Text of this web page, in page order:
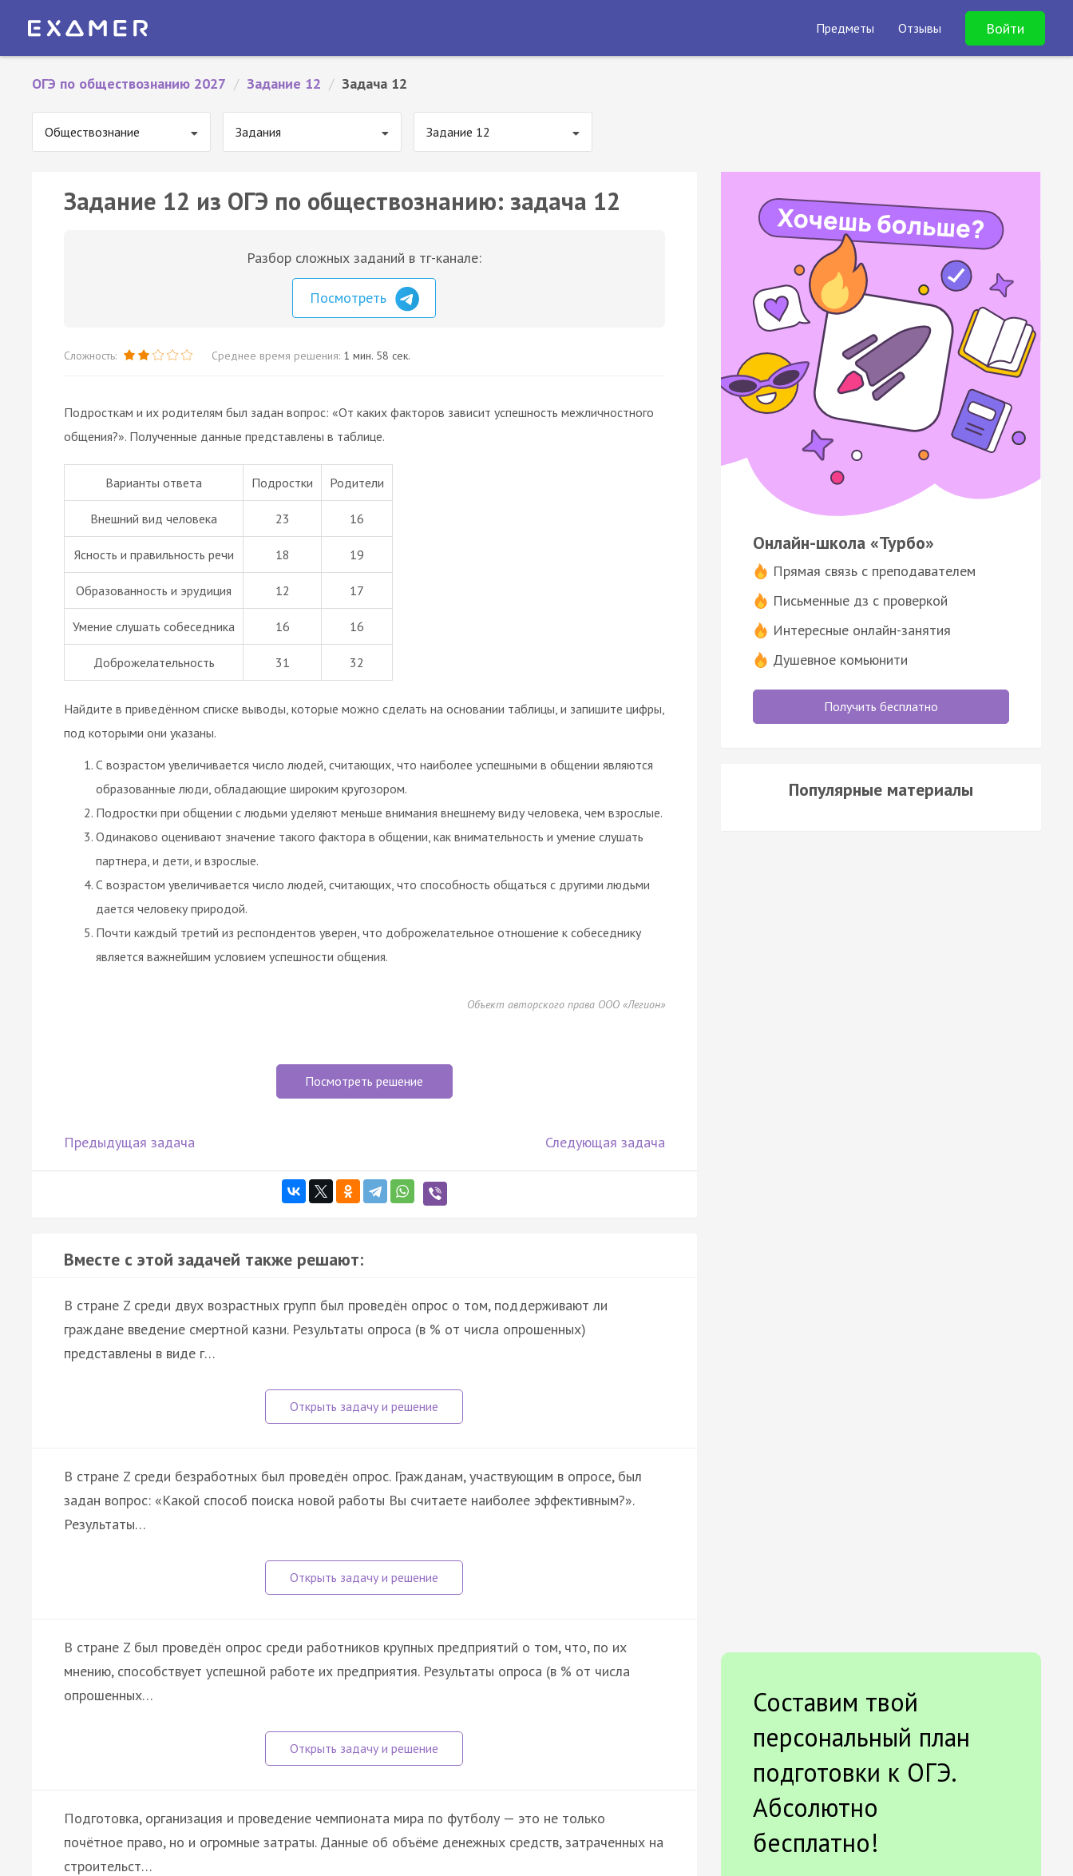
Предметы Отзывы Войти
ОГЭ по обществознанию 2027 / Задание 12 / Задача 12
Обществознание Задания Задание 12
Задание 12 из ОГЭ по обществознанию: задача 12
Разбор сложных заданий в тг-канале:
Посмотреть
Сложность: Среднее время решения: 1 мин. 58 сек.
Подросткам и их родителям был задан вопрос: «От каких факторов зависит успешность межличностного
общения?». Полученные данные представлены в таблице.
Варианты ответа Подростки Родители
Внешний вид человека 23 16
Ясность и правильность речи 18 19
Образованность и эрудиция 12 17
Умение слушать собеседника 16 16
Доброжелательность 31 32
Найдите в приведённом списке выводы, которые можно сделать на основании таблицы, и запишите цифры,
под которыми они указаны.
С возрастом увеличивается число людей, считающих, что наиболее успешными в общении являются
образованные люди, обладающие широким кругозором.
Подростки при общении с людьми уделяют меньше внимания внешнему виду человека, чем взрослые.
Одинаково оценивают значение такого фактора в общении, как внимательность и умение слушать
партнера, и дети, и взрослые.
С возрастом увеличивается число людей, считающих, что способность общаться с другими людьми
дается человеку природой.
Почти каждый третий из респондентов уверен, что доброжелательное отношение к собеседнику
является важнейшим условием успешности общения.
Объект авторского права ООО «Легион»
Посмотреть решение
Предыдущая задача Следующая задача
Вместе с этой задачей также решают:
В стране Z среди двух возрастных групп был проведён опрос о том, поддерживают ли
граждане введение смертной казни. Результаты опроса (в % от числа опрошенных)
представлены в виде г…
В стране Z среди безработных был проведён опрос. Гражданам, участвующим в опросе, был
задан вопрос: «Какой способ поиска новой работы Вы считаете наиболее эффективным?».
Результаты…
В стране Z был проведён опрос среди работников крупных предприятий о том, что, по их
мнению, способствует успешной работе их предприятия. Результаты опроса (в % от числа
опрошенных…
Подготовка, организация и проведение чемпионата мира по футболу — это не только
почётное право, но и огромные затраты. Данные об объёме денежных средств, затраченных на
строительст…
Онлайн-школа «Турбо»
Прямая связь с преподавателем
Письменные дз с проверкой
Интересные онлайн-занятия
Душевное комьюнити
Получить бесплатно
Популярные материалы
Составим твой
персональный план
подготовки к ОГЭ.
Абсолютно
бесплатно!